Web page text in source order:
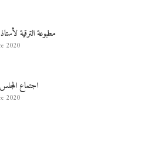
مطبوعة الترقية
2020
اجتماع
2020